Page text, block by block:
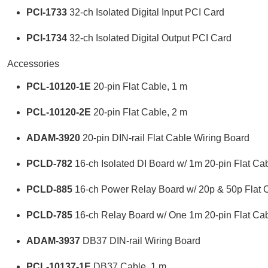
PCI-1733 32-ch Isolated Digital Input PCI Card
PCI-1734 32-ch Isolated Digital Output PCI Card
Accessories
PCL-10120-1E 20-pin Flat Cable, 1 m
PCL-10120-2E 20-pin Flat Cable, 2 m
ADAM-3920 20-pin DIN-rail Flat Cable Wiring Board
PCLD-782 16-ch Isolated DI Board w/ 1m 20-pin Flat
PCLD-885 16-ch Power Relay Board w/ 20p & 50p Flat
PCLD-785 16-ch Relay Board w/ One 1m 20-pin Flat
ADAM-3937 DB37 DIN-rail Wiring Board